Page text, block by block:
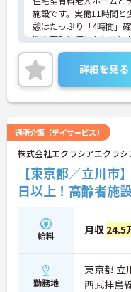
施設です。実働11時間と
憩はたっぷり「4時間」
間を有効に使いたい方に
です。
◆「学びたい」という意
す。資格取得支援制度を
者研修や実務者研修など
能です。資格を取得する
◆施設ごとの課題を話し
グ」や、利用者様へのケ
ァレンス」を実施してい
係なく意見交換を行い、
ラットな関係性です。ま
じて「良いケア・悪いケ
職員全員が安心して働け
づくりに取り組んでいます
詳細を見る
通所介護（デイサービス）
株式会社エクラシアエクラシ
【東京都／立川
日以上！高齢者施
給料 月収 24.5
勤務地
東京都 立
西武拝島